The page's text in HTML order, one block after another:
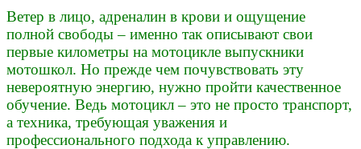
Ветер в лицо, адреналин в крови и ощущение
полной свободы – именно так описывают свои
первые километры на мотоцикле выпускники
мотошкол. Но прежде чем почувствовать эту
невероятную энергию, нужно пройти качественное
обучение. Ведь мотоцикл – это не просто транспорт,
а техника, требующая уважения и
профессионального подхода к управлению.